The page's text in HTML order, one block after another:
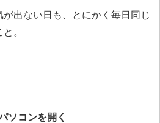
出ない日も、とにかく毎日同じ
。
ソコンを開く